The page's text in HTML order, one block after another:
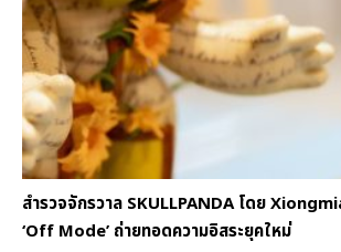
สำรวจจักรวาล SKULLPANDA โดย
‘Off Mode’ ถ่ายทอดความอิสระยุคใหม่